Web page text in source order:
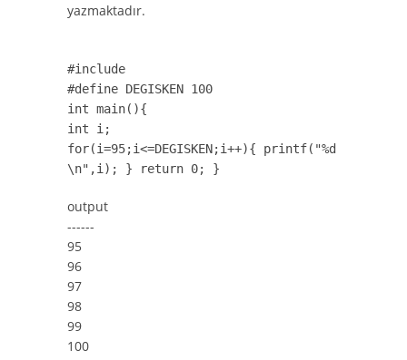
yazmaktadır.
#include
#define DEGISKEN 100
int main(){
int i;
for(i=95;i<=DEGISKEN;i++){ printf("%d
\n",i); } return 0; }
output
------
95
96
97
98
99
100